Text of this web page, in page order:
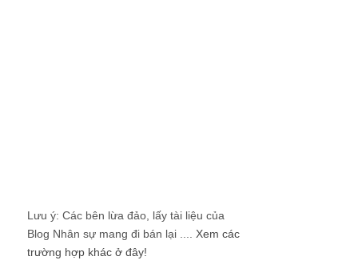
Lưu ý: Các bên lừa đảo, lấy tài liệu của
Blog Nhân sự mang đi bán lại .... Xem các
trường hợp khác ở đây!